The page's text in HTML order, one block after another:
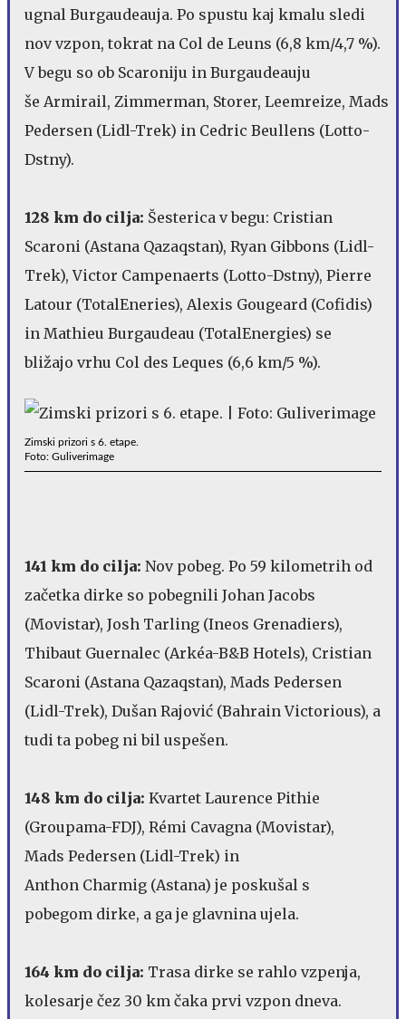
ugnal Burgaudeauja. Po spustu kaj kmalu sledi
nov vzpon, tokrat na Col de Leuns (6,8 km/4,7 %).
V begu so ob Scaroniju in Burgaudeauju
še Armirail, Zimmerman, Storer, Leemreize, Mads
Pedersen (Lidl-Trek) in Cedric Beullens (Lotto-
Dstny).
128 km do cilja: Šesterica v begu: Cristian
Scaroni (Astana Qazaqstan), Ryan Gibbons (Lidl-
Trek), Victor Campenaerts (Lotto-Dstny), Pierre
Latour (TotalEneries), Alexis Gougeard (Cofidis)
in Mathieu Burgaudeau (TotalEnergies) se
bližajo vrhu Col des Leques (6,6 km/5 %).
Zimski prizori s 6. etape.
Foto: Guliverimage
141 km do cilja: Nov pobeg. Po 59 kilometrih od
začetka dirke so pobegnili Johan Jacobs
(Movistar), Josh Tarling (Ineos Grenadiers),
Thibaut Guernalec (Arkéa-B&B Hotels), Cristian
Scaroni (Astana Qazaqstan), Mads Pedersen
(Lidl-Trek), Dušan Rajović (Bahrain Victorious), a
tudi ta pobeg ni bil uspešen.
148 km do cilja: Kvartet Laurence Pithie
(Groupama-FDJ), Rémi Cavagna (Movistar),
Mads Pedersen (Lidl-Trek) in
Anthon Charmig (Astana) je poskušal s
pobegom dirke, a ga je glavnina ujela.
164 km do cilja: Trasa dirke se rahlo vzpenja,
kolesarje čez 30 km čaka prvi vzpon dneva.